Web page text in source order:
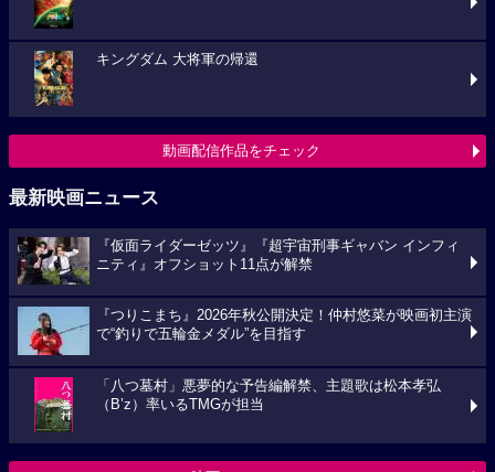
キングダム 大将軍の帰還
動画配信作品をチェック
最新映画ニュース
『仮面ライダーゼッツ』『超宇宙刑事ギャバン インフィ
ニティ』オフショット11点が解禁
『つりこまち』2026年秋公開決定！仲村悠菜が映画初主演
で“釣りで五輪金メダル”を目指す
「八つ墓村」悪夢的な予告編解禁、主題歌は松本孝弘
（B’z）率いるTMGが担当